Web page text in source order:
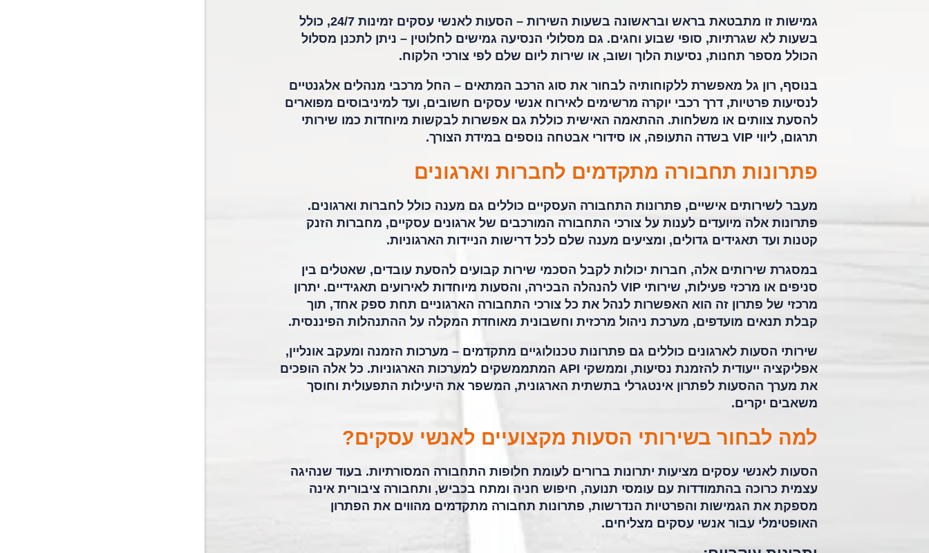
גמישות זו מתבטאת בראש ובראשונה בשעות השירות – הסעות לאנשי עסקים זמינות 24/7, כולל
בשעות לא שגרתיות, סופי שבוע וחגים. גם מסלולי הנסיעה גמישים לחלוטין – ניתן לתכנן מסלול
הכולל מספר תחנות, נסיעות הלוך ושוב, או שירות ליום שלם לפי צורכי הלקוח.
בנוסף, רון גל מאפשרת ללקוחותיה לבחור את סוג הרכב המתאים – החל מרכבי מנהלים אלגנטיים
לנסיעות פרטיות, דרך רכבי יוקרה מרשימים לאירוח אנשי עסקים חשובים, ועד למיניבוסים מפוארים
להסעת צוותים או משלחות. ההתאמה האישית כוללת גם אפשרות לבקשות מיוחדות כמו שירותי
תרגום, ליווי VIP בשדה התעופה, או סידורי אבטחה נוספים במידת הצורך.
פתרונות תחבורה מתקדמים לחברות וארגונים
מעבר לשירותים אישיים, פתרונות התחבורה העסקיים כוללים גם מענה כולל לחברות וארגונים.
פתרונות אלה מיועדים לענות על צורכי התחבורה המורכבים של ארגונים עסקיים, מחברות הזנק
קטנות ועד תאגידים גדולים, ומציעים מענה שלם לכל דרישות הניידות הארגוניות.
במסגרת שירותים אלה, חברות יכולות לקבל הסכמי שירות קבועים להסעת עובדים, שאטלים בין
סניפים או מרכזי פעילות, שירותי VIP להנהלה הבכירה, והסעות מיוחדות לאירועים תאגידיים. יתרון
מרכזי של פתרון זה הוא האפשרות לנהל את כל צורכי התחבורה הארגוניים תחת ספק אחד, תוך
קבלת תנאים מועדפים, מערכת ניהול מרכזית וחשבונית מאוחדת המקלה על ההתנהלות הפיננסית.
שירותי הסעות לארגונים כוללים גם פתרונות טכנולוגיים מתקדמים – מערכות הזמנה ומעקב אונליין,
אפליקציה ייעודית להזמנת נסיעות, וממשקי API המתממשקים למערכות הארגוניות. כל אלה הופכים
את מערך ההסעות לפתרון אינטגרלי בתשתית הארגונית, המשפר את היעילות התפעולית וחוסך
משאבים יקרים.
למה לבחור בשירותי הסעות מקצועיים לאנשי עסקים?
הסעות לאנשי עסקים מציעות יתרונות ברורים לעומת חלופות התחבורה המסורתיות. בעוד שנהיגה
עצמית כרוכה בהתמודדות עם עומסי תנועה, חיפוש חניה ומתח בכביש, ותחבורה ציבורית אינה
מספקת את הגמישות והפרטיות הנדרשות, פתרונות תחבורה מתקדמים מהווים את הפתרון
האופטימלי עבור אנשי עסקים מצליחים.